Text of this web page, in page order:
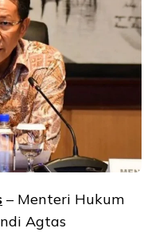
– Menteri Hukum
Agtas